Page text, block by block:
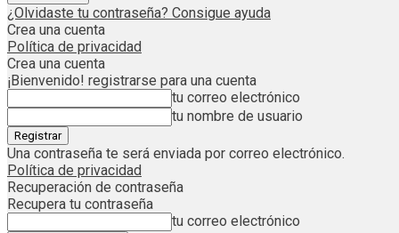
¿Olvidaste tu contraseña? Consigue ayuda
Crea una cuenta
Política de privacidad
Crea una cuenta
¡Bienvenido! registrarse para una cuenta
tu correo electrónico
tu nombre de usuario
Una contraseña te será enviada por correo electrónico.
Política de privacidad
Recuperación de contraseña
Recupera tu contraseña
tu correo electrónico